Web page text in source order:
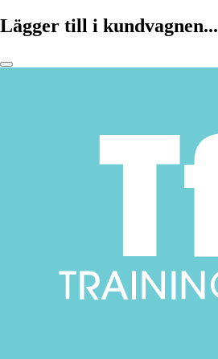
Lägger till i kundvagnen...